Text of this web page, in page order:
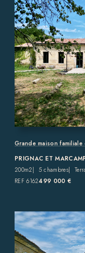
Grande maison
PRIGNAC ET
200m2
5 chambres
REF 6162499 000 €